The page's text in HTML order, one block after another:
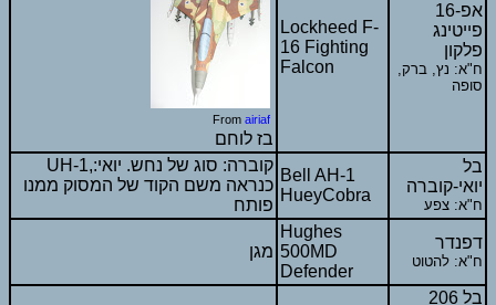
From airiaf
בז לוחם
Lockheed F-
16 Fighting
Falcon
אפ-16
פייטינג
פלקון
ח"א: נץ, ברק,
סופה
UH-1,קוברה: סוג של נחש. יואי:
כנראה משם הקוד של המסוק ממנו
פותח
Bell AH-1
HueyCobra
בל
יואי-קוברה
ח"א: צפע
מגן
Hughes
500MD
Defender
דפנדר
ח"א: להטוט
בל 206